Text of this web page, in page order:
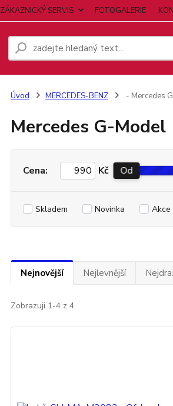
ZÁKAZNICKÝ SERVIS FOTOGALERIE
Úvod MERCEDES-BENZ - Mercedes
Mercedes G-Model
Cena: Kč Od
Skladem Novinka Akce
Nejnovější Nejlevnější
Zobrazuji 1-4 z 4